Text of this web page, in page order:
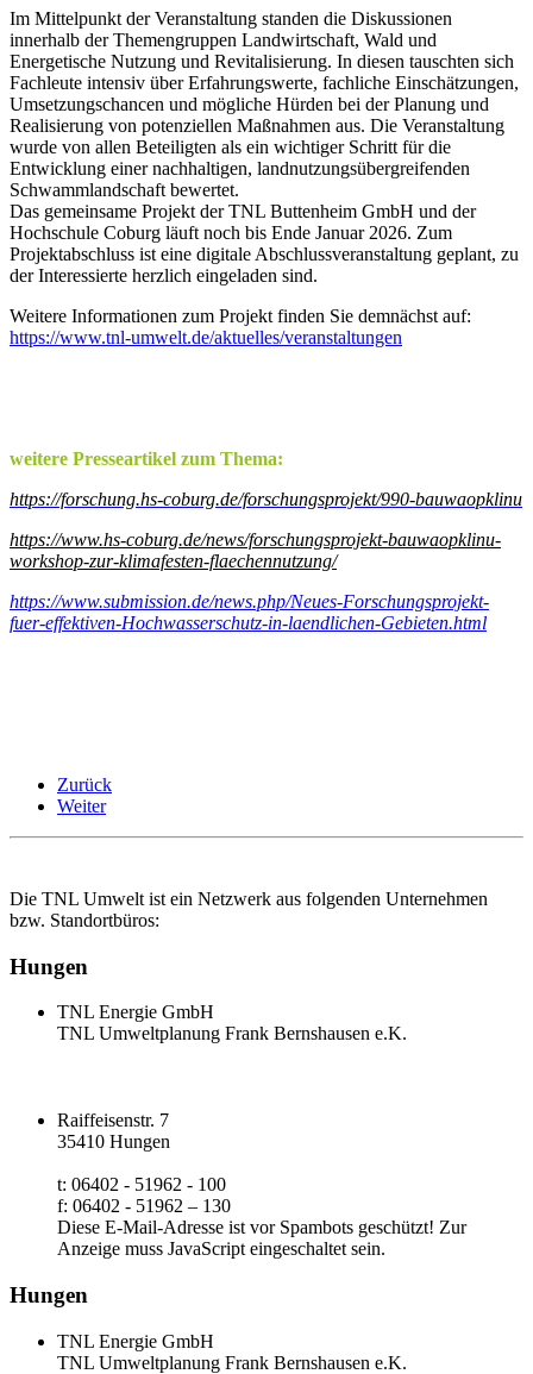
Im Mittelpunkt der Veranstaltung standen die Diskussionen
innerhalb der Themengruppen Landwirtschaft, Wald und
Energetische Nutzung und Revitalisierung. In diesen tauschten sich
Fachleute intensiv über Erfahrungswerte, fachliche Einschätzungen,
Umsetzungschancen und mögliche Hürden bei der Planung und
Realisierung von potenziellen Maßnahmen aus. Die Veranstaltung
wurde von allen Beteiligten als ein wichtiger Schritt für die
Entwicklung einer nachhaltigen, landnutzungsübergreifenden
Schwammlandschaft bewertet.
Das gemeinsame Projekt der TNL Buttenheim GmbH und der
Hochschule Coburg läuft noch bis Ende Januar 2026. Zum
Projektabschluss ist eine digitale Abschlussveranstaltung geplant, zu
der Interessierte herzlich eingeladen sind.
Weitere Informationen zum Projekt finden Sie demnächst auf:
https://www.tnl-umwelt.de/aktuelles/veranstaltungen
weitere Presseartikel zum Thema:
https://forschung.hs-coburg.de/forschungsprojekt/990-bauwaopklinu
https://www.hs-coburg.de/news/forschungsprojekt-bauwaopklinu-
workshop-zur-klimafesten-flaechennutzung/
https://www.submission.de/news.php/Neues-Forschungsprojekt-
fuer-effektiven-Hochwasserschutz-in-laendlichen-Gebieten.html
Zurück
Weiter
Die TNL Umwelt ist ein Netzwerk aus folgenden Unternehmen
bzw. Standortbüros:
Hungen
TNL Energie GmbH
TNL Umweltplanung Frank Bernshausen e.K.
Raiffeisenstr. 7
35410 Hungen
t: 06402 - 51962 - 100
f: 06402 - 51962 – 130
Diese E-Mail-Adresse ist vor Spambots geschützt! Zur
Anzeige muss JavaScript eingeschaltet sein.
Hungen
TNL Energie GmbH
TNL Umweltplanung Frank Bernshausen e.K.